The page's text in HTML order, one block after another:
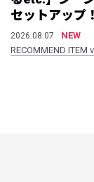
セットアップ！
2026.08.07
NEW
RECOMMEND ITEM